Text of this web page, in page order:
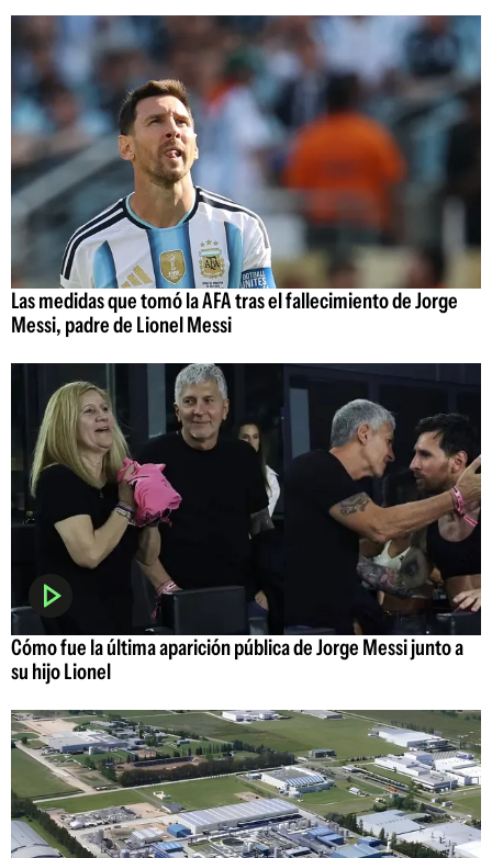
Las medidas que tomó la AFA tras el fallecimiento de Jorge
Messi, padre de Lionel Messi
Cómo fue la última aparición pública de Jorge Messi junto a
su hijo Lionel